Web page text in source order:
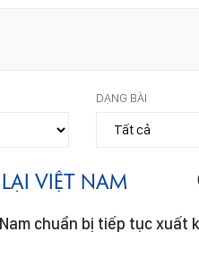
DẠNG BÀI
VIỆT NAM
chuẩn bị tiếp tục xuất